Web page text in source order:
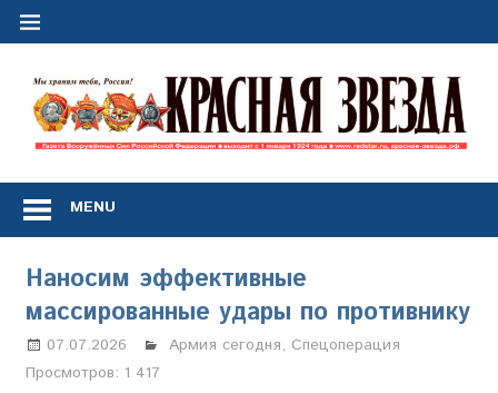
Перейти
Сил
Российской
Федерации
*
выходит
с
1
января
MENU
Наносим эффективные
массированные удары по противнику
07.07.2026 Настя Свиридова
Армия сегодня, Спецоперация
Просмотров: 1 417